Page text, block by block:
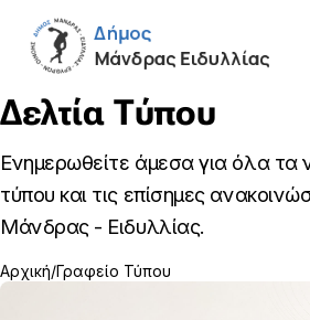
Δελτία Τύπου
Ενημερωθείτε άμεσα για όλα τα
τύπου και τις επίσημες
Μάνδρας - Ειδυλλίας.
Αρχική Γραφείο Τύπου